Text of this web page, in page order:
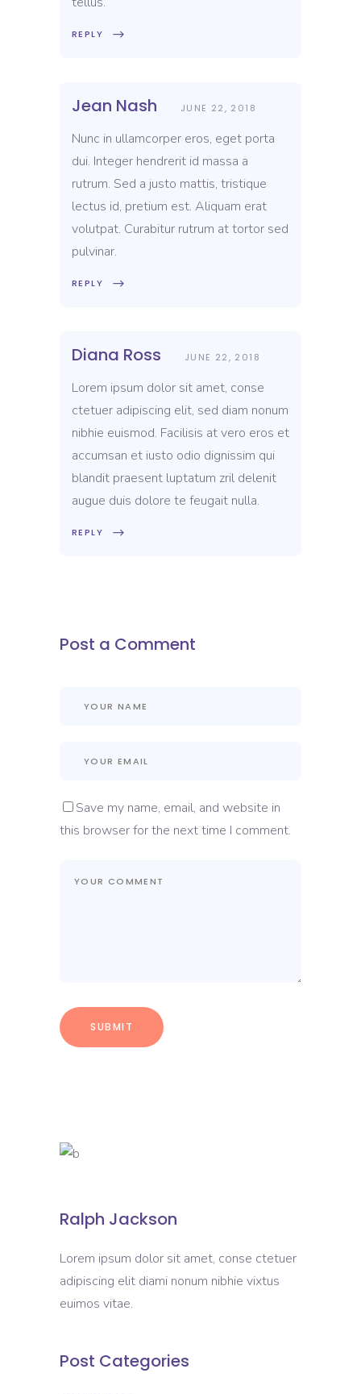
REPLY
Jean Nash JUNE 22, 2018
Nunc in ullamcorper eros, eget porta
dui. Integer hendrerit id massa a
rutrum. Sed a justo mattis, tristique
lectus id, pretium est. Aliquam erat
volutpat. Curabitur rutrum at tortor sed
pulvinar.
REPLY
Diana Ross JUNE 22, 2018
Lorem ipsum dolor sit amet, conse
ctetuer adipiscing elit, sed diam nonum
nibhie euismod. Facilisis at vero eros et
accumsan et iusto odio dignissim qui
blandit praesent luptatum zril delenit
augue duis dolore te feugait nulla.
REPLY
Post a Comment
Save my name, email, and website in
this browser for the next time I comment.
Ralph Jackson
Lorem ipsum dolor sit amet, conse ctetuer
adipiscing elit diami nonum nibhie vixtus
euimos vitae.
Post Categories